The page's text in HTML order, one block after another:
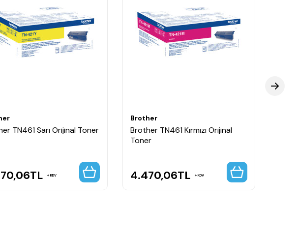
çözüm sunar ve Brother yazıcılarla uyumlu şekilde çalışır.
TN461 Sarı Orijinal Toner
TL KDV
Brother
Brother TN461 Kırmızı Orijinal
Toner
4.470,06TL KDV